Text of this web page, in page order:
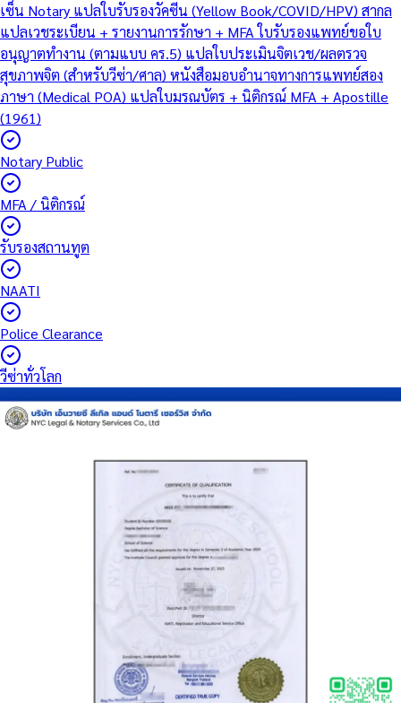
เซ็น Notary แปลใบรับรองวัคซีน (Yellow Book/COVID/HPV) สากล
แปลเวชระเบียน + รายงานการรักษา + MFA ใบรับรองแพทย์ขอใบ
อนุญาตทำงาน (ตามแบบ คร.5) แปลใบประเมินจิตเวช/ผลตรวจ
สุขภาพจิต (สำหรับวีซ่า/ศาล) หนังสือมอบอำนาจทางการแพทย์สอง
ภาษา (Medical POA) แปลใบมรณบัตร + นิติกรณ์ MFA + Apostille
(1961)
Notary Public
MFA / นิติกรณ์
รับรองสถานทูต
NAATI
Police Clearance
วีซ่าทั่วโลก